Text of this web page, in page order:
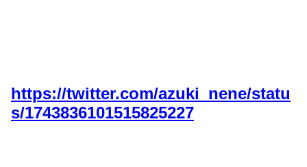
https://twitter.com/azuki_nene/statu
s/1743836101515825227